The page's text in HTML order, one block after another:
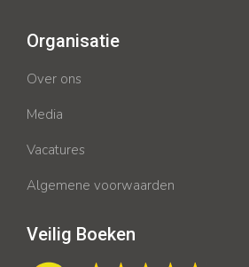
Organisatie
Over ons
Media
Vacatures
Algemene voorwaarden
Veilig Boeken